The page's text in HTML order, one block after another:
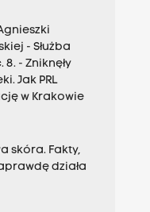
- Służba
- Zniknęły
Jak PRL
w Krakowie
skóra. Fakty,
działa